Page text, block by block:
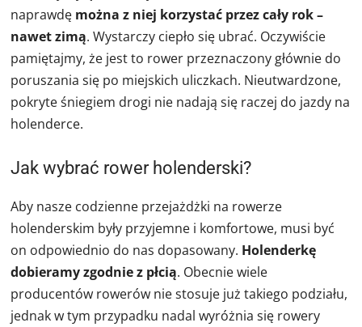
naprawdę można z niej korzystać przez cały rok –
nawet zimą. Wystarczy ciepło się ubrać. Oczywiście
pamiętajmy, że jest to rower przeznaczony głównie do
poruszania się po miejskich uliczkach. Nieutwardzone,
pokryte śniegiem drogi nie nadają się raczej do jazdy na
holenderce.
Jak wybrać rower holenderski?
Aby nasze codzienne przejażdżki na rowerze
holenderskim były przyjemne i komfortowe, musi być
on odpowiednio do nas dopasowany. Holenderkę
dobieramy zgodnie z płcią. Obecnie wiele
producentów rowerów nie stosuje już takiego podziału,
jednak w tym przypadku nadal wyróżnia się rowery